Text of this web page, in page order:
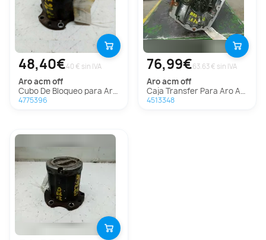
48,40€40 € sin IVA
aroacm off
Cubo De Bloqueo para Aro Acm Off
4775396
76,99€63.63 € sin IVA
aroacm off
Caja Transfer Para Aro Acm Off
4513348